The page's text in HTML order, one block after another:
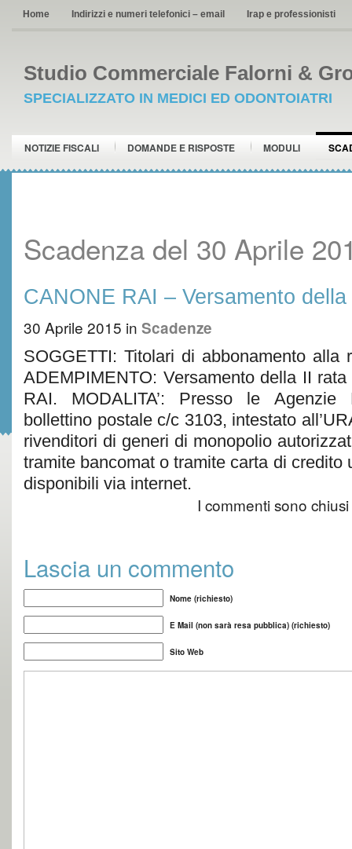
Home Indirizzi e numeri telefonici – email Irap e professionisti
Studio Commerciale Falorni &
SPECIALIZZATO IN MEDICI ED ODONTOIATRI
NOTIZIE FISCALI DOMANDE E RISPOSTE MODULI
Scadenza del 30 Aprile
CANONE RAI – Versamento
30 Aprile 2015 in Scadenze
SOGGETTI: Titolari di abbonamento alla
ADEMPIMENTO: Versamento della II
RAI. MODALITA’: Presso le Agenzie
bollettino postale c/c 3103, intestato
rivenditori di generi di monopolio
tramite bancomat o tramite carta di credito
disponibili via internet.
I commenti sono chiusi
Lascia un commento
Nome (richiesto)
E Mail (non sarà resa pubblica) (richiesto)
Sito Web